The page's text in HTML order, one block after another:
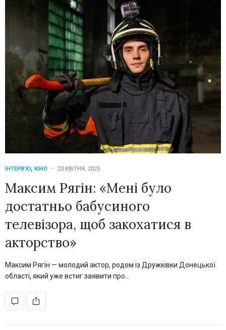
ІНТЕРВ'Ю, КІНО 23 КВІТНЯ, 2025
Максим Рягін: «Мені було
достатньо бабусиного
телевізора, щоб закохатися в
акторство»
Максим Рягін — молодий актор, родом із Дружківки Донецької
області, який уже встиг заявити про…